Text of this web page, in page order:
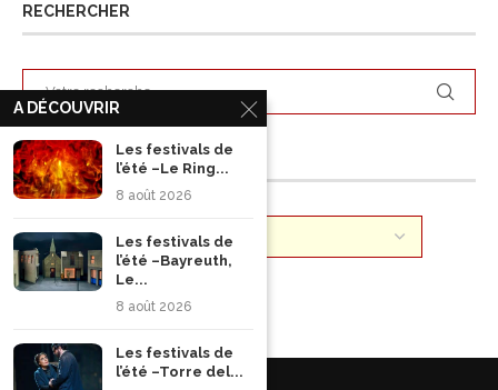
RECHERCHER
ARCHIVES
A DÉCOUVRIR
Les festivals de
l’été –Le Ring...
8 août 2026
Les festivals de
l’été –Bayreuth,
Le...
8 août 2026
Les festivals de
l’été –Torre del...